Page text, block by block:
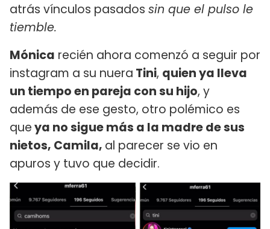
atrás vínculos pasados sin que el pulso le
tiemble.
Mónica recién ahora comenzó a seguir por
instagram a su nuera Tini, quien ya lleva
un tiempo en pareja con su hijo, y
además de ese gesto, otro polémico es
queya no sigue más a la madre de sus
nietos, Camila, al parecer se vio en
apuros y tuvo que decidir.